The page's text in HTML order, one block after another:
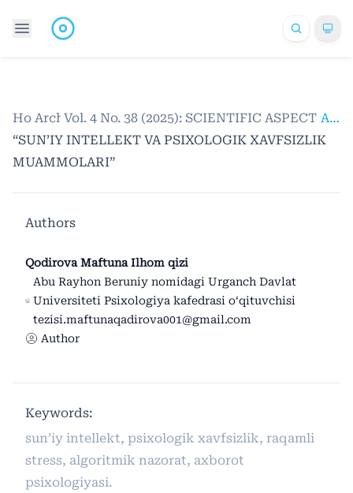
Home /
Archives /
Vol. 4 No. 38 (2025): SCIENTIFIC ASPECTSArticles
“SUN’IY INTELLEKT VA PSIXOLOGIK XAVFSIZLIK
MUAMMOLARI”
Authors
Qodirova Maftuna Ilhom qizi
Abu Rayhon Beruniy nomidagi Urganch Davlat
Universiteti Psixologiya kafedrasi o‘qituvchisi
tezisi.maftunaqadirova001@gmail.com
Author
Keywords:
sun’iy intellekt, psixologik xavfsizlik, raqamli
stress, algoritmik nazorat, axborot
psixologiyasi.